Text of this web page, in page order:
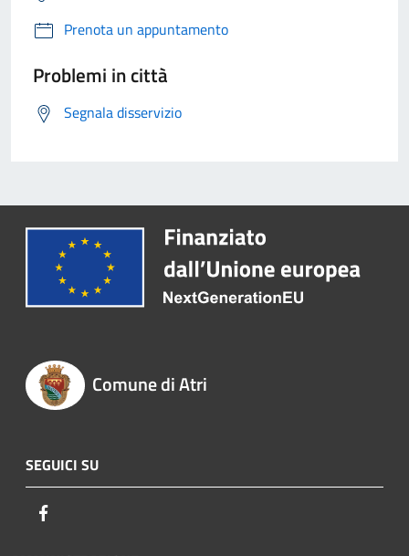
Prenota un appuntamento
Problemi in città
Segnala disservizio
Comune di Atri
SEGUICI SU